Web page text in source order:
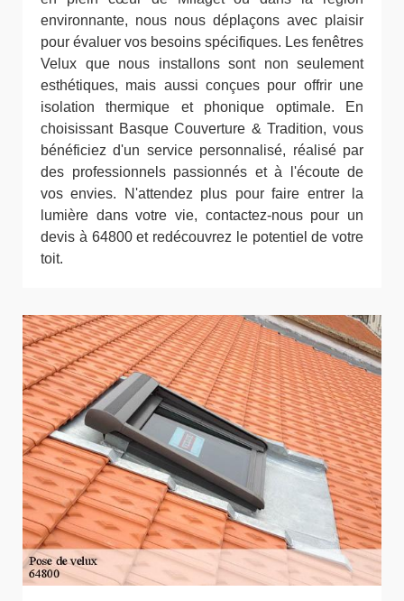
environnante, nous nous déplaçons avec plaisir
pour évaluer vos besoins spécifiques. Les fenêtres
Velux que nous installons sont non seulement
esthétiques, mais aussi conçues pour offrir une
isolation thermique et phonique optimale. En
choisissant Basque Couverture & Tradition, vous
bénéficiez d'un service personnalisé, réalisé par
des professionnels passionnés et à l'écoute de
vos envies. N'attendez plus pour faire entrer la
lumière dans votre vie, contactez-nous pour un
devis à 64800 et redécouvrez le potentiel de votre
toit.